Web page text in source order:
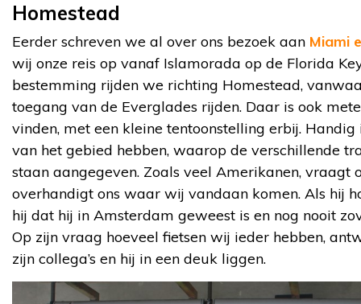
Homestead
Eerder schreven we al over ons bezoek aan Miami
wij onze reis op vanaf Islamorada op de Florida
bestemming rijden we richting Homestead,
toegang van de Everglades rijden. Daar is ook
vinden, met een kleine tentoonstelling erbij.
van het gebied hebben, waarop de verschillende
staan aangegeven. Zoals veel Amerikanen, vraagt
overhandigt ons waar wij vandaan komen. Als hij
hij dat hij in Amsterdam geweest is en nog nooit
Op zijn vraag hoeveel fietsen wij ieder hebben,
zijn collega’s en hij in een deuk liggen.